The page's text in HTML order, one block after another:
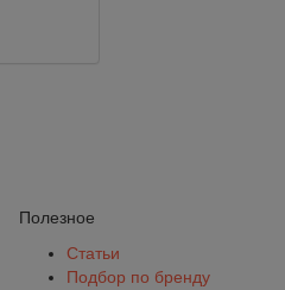
Полезное
Статьи
Подбор по бренду